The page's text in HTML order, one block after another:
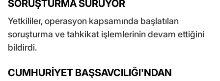
SORUŞTURMA SÜRÜYOR
Yetkililer, operasyon kapsamında başlatılan
soruşturma ve tahkikat işlemlerinin devam ettiğini
bildirdi.
CUMHURİYET BAŞSAVCILIĞI'NDAN